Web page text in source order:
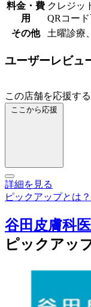
料金・費
用
クレジッ
QRコー
その他
土曜診療
ユーザーレビュ
この店舗を応援する
ここから応援
詳細を見る
ピックアップとは？
谷田皮膚科
ピックアッ